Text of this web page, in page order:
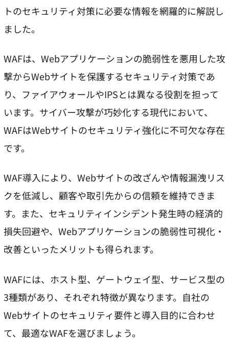
トのセキュリティ対策に必要な情報を網羅的に解説し
ました。
WAFは、Webアプリケーションの脆弱性を悪用した攻
撃からWebサイトを保護するセキュリティ対策であ
り、ファイアウォールやIPSとは異なる役割を担って
います。サイバー攻撃が巧妙化する現代において、
WAFはWebサイトのセキュリティ強化に不可欠な存在
です。
WAF導入により、Webサイトの改ざんや情報漏洩リス
クを低減し、顧客や取引先からの信頼を維持できま
す。また、セキュリティインシデント発生時の経済的
損失回避や、Webアプリケーションの脆弱性可視化・
改善といったメリットも得られます。
WAFには、ホスト型、ゲートウェイ型、サービス型の
3種類があり、それぞれ特徴が異なります。自社の
Webサイトのセキュリティ要件と導入目的に合わせ
て、最適なWAFを選びましょう。